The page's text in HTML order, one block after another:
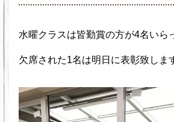
水曜クラスは皆勤賞の方が4名いら
欠席された1名は明日に表彰致しま